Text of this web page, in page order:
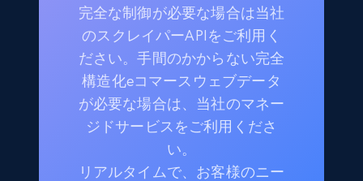
完全な制御が必要な場合は当社
のスクレイパーAPIをご利用く
ださい。手間のかからない完全
構造化eコマースウェブデータ
が必要な場合は、当社のマネー
ジドサービスをご利用くださ
い。
リアルタイムで、お客様のニー